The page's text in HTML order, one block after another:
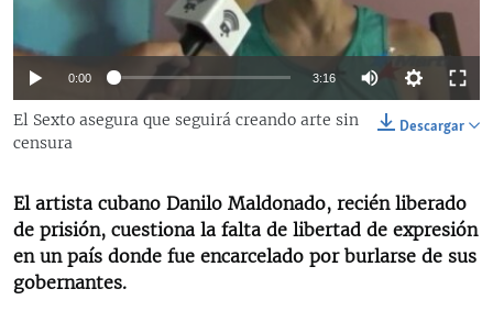
ESPECIALES
ESPECIALES
LA REALIDAD DE LA VIVIENDA EN CUBA
KENTU-CUBANO
LOS SANTOS DE HIALEAH
MULTIMEDIA
EDITORIALES
SÍGUENOS
0:00 3:16
Descargar
El Sexto asegura que seguirá creando arte sin
censura
El artista cubano Danilo Maldonado, recién liberado
de prisión, cuestiona la falta de libertad de expresión
en un país donde fue encarcelado por burlarse de sus
gobernantes.